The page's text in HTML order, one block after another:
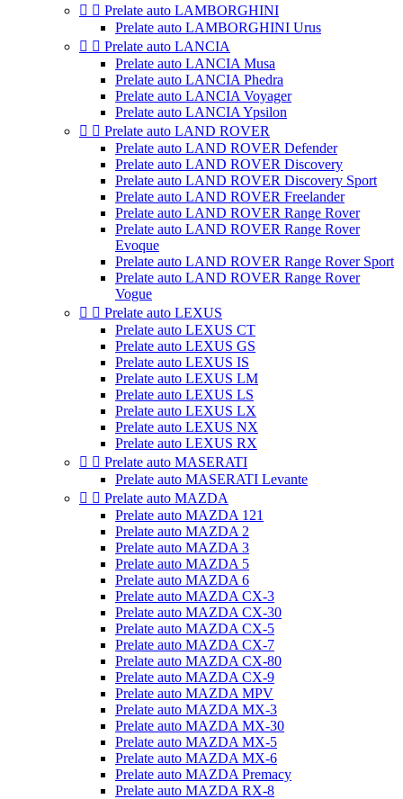
  Prelate auto LAMBORGHINI
Prelate auto LAMBORGHINI Urus
  Prelate auto LANCIA
Prelate auto LANCIA Musa
Prelate auto LANCIA Phedra
Prelate auto LANCIA Voyager
Prelate auto LANCIA Ypsilon
  Prelate auto LAND ROVER
Prelate auto LAND ROVER Defender
Prelate auto LAND ROVER Discovery
Prelate auto LAND ROVER Discovery Sport
Prelate auto LAND ROVER Freelander
Prelate auto LAND ROVER Range Rover
Prelate auto LAND ROVER Range Rover
Evoque
Prelate auto LAND ROVER Range Rover Sport
Prelate auto LAND ROVER Range Rover
Vogue
  Prelate auto LEXUS
Prelate auto LEXUS CT
Prelate auto LEXUS GS
Prelate auto LEXUS IS
Prelate auto LEXUS LM
Prelate auto LEXUS LS
Prelate auto LEXUS LX
Prelate auto LEXUS NX
Prelate auto LEXUS RX
  Prelate auto MASERATI
Prelate auto MASERATI Levante
  Prelate auto MAZDA
Prelate auto MAZDA 121
Prelate auto MAZDA 2
Prelate auto MAZDA 3
Prelate auto MAZDA 5
Prelate auto MAZDA 6
Prelate auto MAZDA CX-3
Prelate auto MAZDA CX-30
Prelate auto MAZDA CX-5
Prelate auto MAZDA CX-7
Prelate auto MAZDA CX-80
Prelate auto MAZDA CX-9
Prelate auto MAZDA MPV
Prelate auto MAZDA MX-3
Prelate auto MAZDA MX-30
Prelate auto MAZDA MX-5
Prelate auto MAZDA MX-6
Prelate auto MAZDA Premacy
Prelate auto MAZDA RX-8